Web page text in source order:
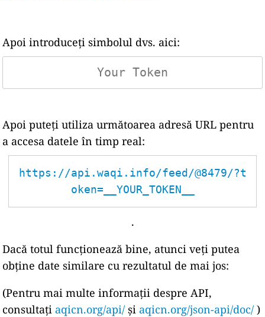
Apoi introduceți simbolul dvs. aici:
Apoi puteți utiliza următoarea adresă URL pentru
a accesa datele în timp real:
https://api.waqi.info/feed/@8479/?t
oken=__YOUR_TOKEN__
.
Dacă totul funcționează bine, atunci veți putea
obține date similare cu rezultatul de mai jos:
(Pentru mai multe informații despre API,
consultați aqicn.org/api/ și aqicn.org/json-api/doc/ )